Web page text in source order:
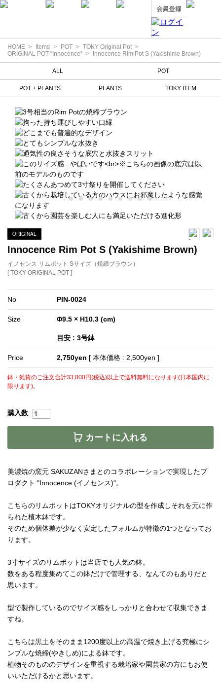
HOME Items POT
TOKY Original Pot
ORIGINAL POT “Innocence”
Innocence Rim Pot S (Yakishime Brown)
ALL POT
POT + PLANTS PLANTS TOKY ITEM
ORIGINAL
Innocence Rim Pot S (Yakishime Brown)
イノセンス リムポット Sサイズ（焼締ブラウン）
[ TOKY ORIGINAL POT ]
No PIN-0024
Size Φ9.5 × H10.3 (cm)
目安 : 3号鉢
Price 2,750yen [ 本体価格 : 2,500yen ]
鉢・雑貨のご注文合計33,000円(税込)以上で送料無料になります(日本国内に
限ります)。
購入数
カートに入れる
美濃焼の窯元 SAKUZANさまとのコラボレーションで実現したプ
ロダクト "Innocence (イノセンス)"。
こちらのリムポットはTOKYオリジナルの型を作成しそれを元に作
られた植木鉢です。
そのため個体差が少なく安定したフォルムが特徴の1つとなってお
ります。
3寸サイズのリムポットは当店でも人気の鉢。
数をある程度集めてこの鉢だけで管理する、なんてのもありだと
思います。
型で製作しているのでサイズ感をしっかりと合わせて収集できま
すね。
こちらは黒土をそのまま1200度以上の高温で焼き上げる究極にシ
ンプルな焼締(やきしめ)による鉢です。
植物そのもののデザインを重視する栽培家や園芸家の方にもお使
いいただけるかと思います。